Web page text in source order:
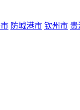
防城港市 钦州市 贵